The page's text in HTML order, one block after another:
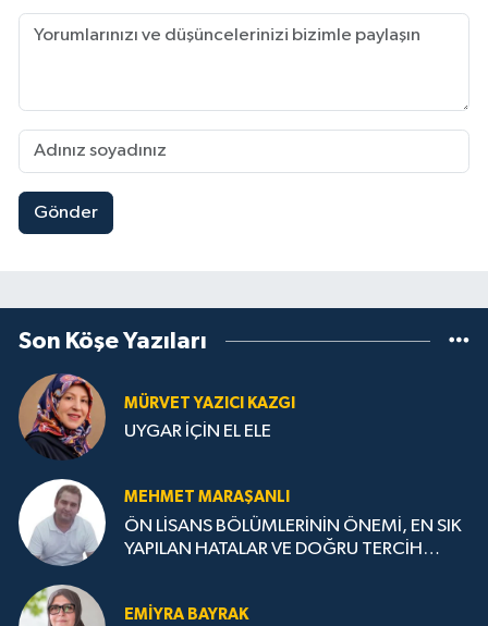
Gönder
Son Köşe Yazıları
MÜRVET YAZICI KAZGI
UYGAR İÇİN EL ELE
MEHMET MARAŞANLI
ÖN LİSANS BÖLÜMLERİNİN ÖNEMİ, EN SIK
YAPILAN HATALAR VE DOĞRU TERCİH
EMIYRA BAYRAK